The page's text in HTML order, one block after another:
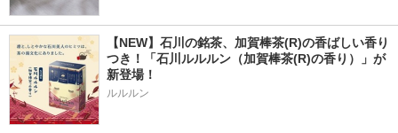
【NEW】石川の銘茶、加賀棒茶(R)の香ばしい香り
つき！「石川ルルルン（加賀棒茶(R)の香り）」が
新登場！
ルルルン